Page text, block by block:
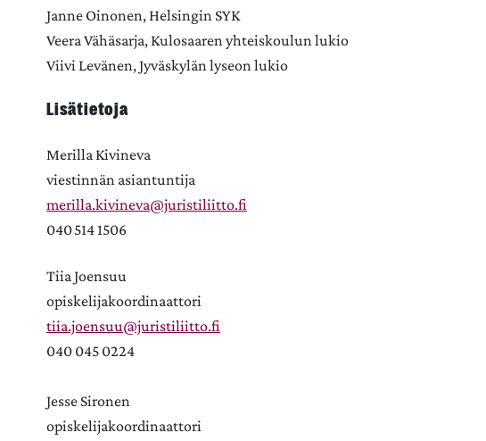
Janne Oinonen, Helsingin SYK
Veera Vähäsarja, Kulosaaren yhteiskoulun lukio
Viivi Levänen, Jyväskylän lyseon lukio
Lisätietoja
Merilla Kivineva
viestinnän asiantuntija
merilla.kivineva@juristiliitto.fi
040 514 1506
Tiia Joensuu
opiskelijakoordinaattori
tiia.joensuu@juristiliitto.fi
040 045 0224
Jesse Sironen
opiskelijakoordinaattori